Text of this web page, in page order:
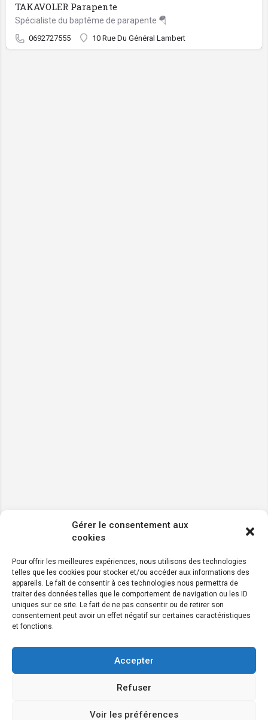
Gérer le consentement aux
cookies
Pour offrir les meilleures expériences, nous utilisons des technologies
telles que les cookies pour stocker et/ou accéder aux informations des
appareils. Le fait de consentir à ces technologies nous permettra de
traiter des données telles que le comportement de navigation ou les ID
uniques sur ce site. Le fait de ne pas consentir ou de retirer son
consentement peut avoir un effet négatif sur certaines caractéristiques
et fonctions.
Accepter
Refuser
Voir les préférences
TAKAVOLER Parapente
Spécialiste du baptême de parapente 🪂
0692727555 10 Rue Du Général Lambert